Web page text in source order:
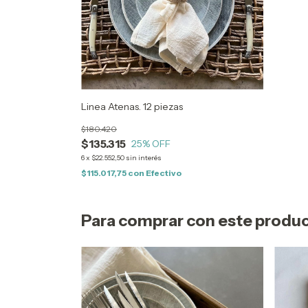
Linea Atenas. 12 piezas
$135.315
$180.420
25% OFF
6x $22.552,50 sin interés
$115.017,75 con Efectivo
Para comprar con este